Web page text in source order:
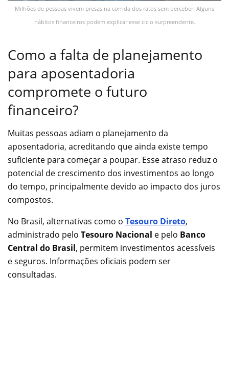
Milhões de pessoas vivem presas na corrida dos ratos sem perceber. Alguns
hábitos financeiros podem explicar esse ciclo surpreendente.
Como a falta de planejamento
para aposentadoria
compromete o futuro
financeiro?
Muitas pessoas adiam o planejamento da
aposentadoria, acreditando que ainda existe tempo
suficiente para começar a poupar. Esse atraso reduz o
potencial de crescimento dos investimentos ao longo
do tempo, principalmente devido ao impacto dos juros
compostos.
No Brasil, alternativas como o Tesouro Direto,
administrado pelo Tesouro Nacional e pelo Banco
Central do Brasil, permitem investimentos acessíveis
e seguros. Informações oficiais podem ser
consultadas.